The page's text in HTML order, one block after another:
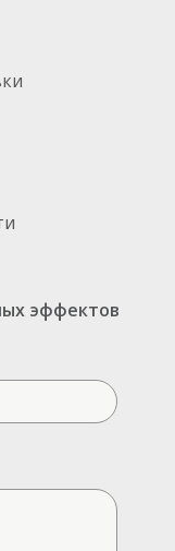
эффектов